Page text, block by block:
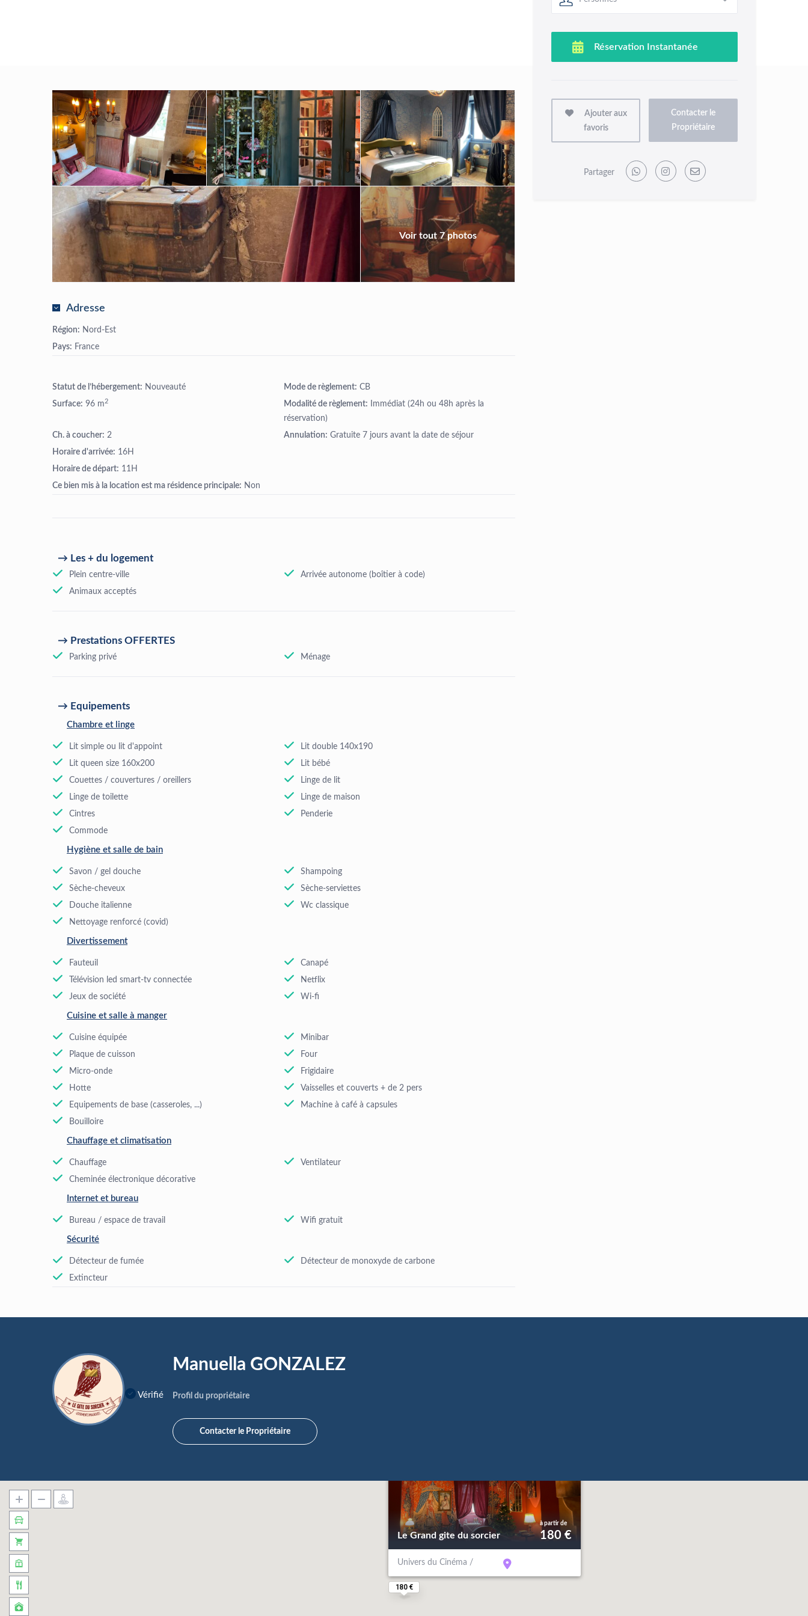
Ajouter aux
favoris
Contacter le
Propriétaire
Partager
Voir tout 7 photos
Adresse
Région: Nord-Est
Pays: France
Statut de l’hébergement: Nouveauté
Surface: 96 m 2
Ch. à coucher: 2
Horaire d'arrivée: 16H
Horaire de départ: 11H
Mode de règlement: CB
Modalité de règlement: Immédiat (24h ou 48h après la
réservation)
Annulation: Gratuite 7 jours avant la date de séjour
Ce bien mis à la location est ma résidence principale: Non
Les + du logement
Plein centre-ville
Arrivée autonome (boîtier à code)
Animaux acceptés
Prestations OFFERTES
Parking privé Ménage
Equipements
Chambre et linge
Lit simple ou lit d'appoint
Lit double 140x190
Lit queen size 160x200
Lit bébé
Couettes / couvertures / oreillers
Linge de lit
Linge de toilette
Linge de maison
Cintres
Penderie
Commode
Hygiène et salle de bain
Savon / gel douche
Shampoing
Sèche-cheveux
Sèche-serviettes
Douche italienne
Wc classique
Nettoyage renforcé (covid)
Divertissement
Fauteuil
Canapé
Télévision led smart-tv connectée
Netflix
Jeux de société
Wi-fi
Cuisine et salle à manger
Cuisine équipée
Minibar
Plaque de cuisson
Four
Micro-onde
Frigidaire
Hotte
Vaisselles et couverts + de 2 pers
Equipements de base (casseroles, ...)
Machine à café à capsules
Bouilloire
Chauffage et climatisation
Chauffage
Ventilateur
Cheminée électronique décorative
Internet et bureau
Bureau / espace de travail Wifi gratuit
Sécurité
Détecteur de fumée
Détecteur de monoxyde de carbone
Extincteur
Vérifié
Manuella GONZALEZ
Profil du propriétaire
Contacter le Propriétaire
180 €
Le Grand gite du sorcier
Univers du Cinéma /
180 €